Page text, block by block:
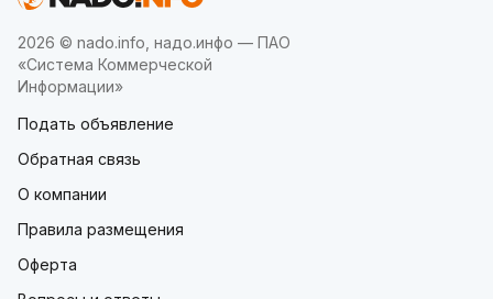
2026 © nado.info, надо.инфо — ПАО
«Система Коммерческой
Информации»
Подать объявление
Обратная связь
О компании
Правила размещения
Оферта